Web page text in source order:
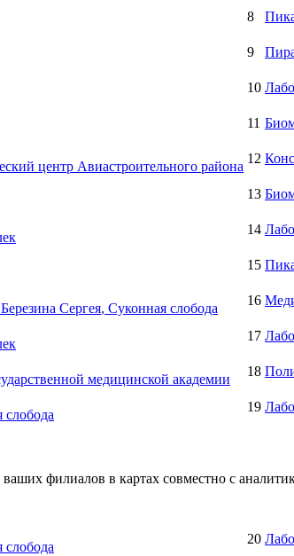
8
9
10
11
центр Авиастроительного района
12
13
14
15
Сергея, Суконная слобода
16
17
медицинской академии
18
слобода
19
филиалов в картах совместно с
слобода
20